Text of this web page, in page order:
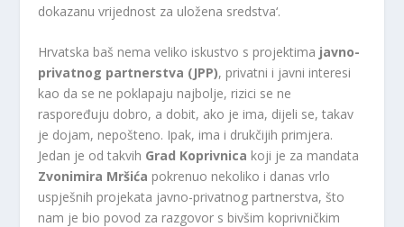
dokazanu vrijednost za uložena sredstva‘.
Hrvatska baš nema veliko iskustvo s projektima javno-
privatnog partnerstva (JPP), privatni i javni interesi
kao da se ne poklapaju najbolje, rizici se ne
raspoređuju dobro, a dobit, ako je ima, dijeli se, takav
je dojam, nepošteno. Ipak, ima i drukčijih primjera.
Jedan je od takvih Grad Koprivnica koji je za mandata
Zvonimira Mršića pokrenuo nekoliko i danas vrlo
uspješnih projekata javno-privatnog partnerstva, što
nam je bio povod za razgovor s bivšim koprivničkim